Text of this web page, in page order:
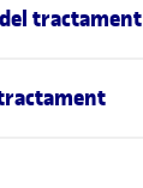
tractament